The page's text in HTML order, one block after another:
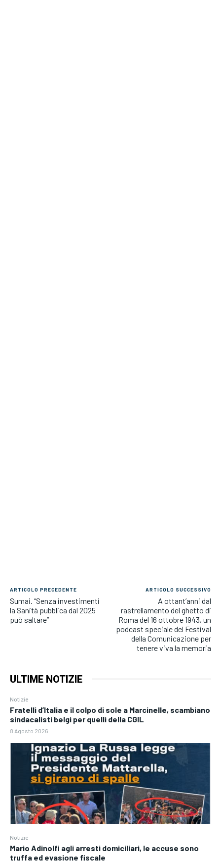
ARTICOLO PRECEDENTE
Sumai. “Senza investimenti
la Sanità pubblica dal 2025
può saltare”
ARTICOLO SUCCESSIVO
A ottant’anni dal
rastrellamento del ghetto di
Roma del 16 ottobre 1943, un
podcast speciale del Festival
della Comunicazione per
tenere viva la memoria
ULTIME NOTIZIE
Notizie
Fratelli d’Italia e il colpo di sole a Marcinelle, scambiano
sindacalisti belgi per quelli della CGIL
8 Agosto 2026
Notizie
Mario Adinolfi agli arresti domiciliari, le accuse sono
truffa ed evasione fiscale